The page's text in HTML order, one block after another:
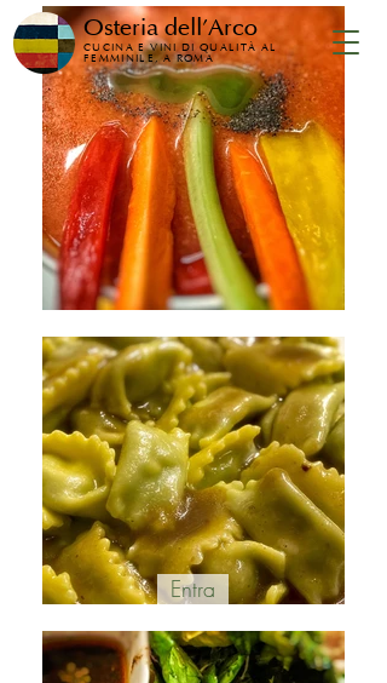
Osteria dell'Arco
CUCINA E VINI DI QUALITÀ AL
FEMMINILE, A ROMA
Entra